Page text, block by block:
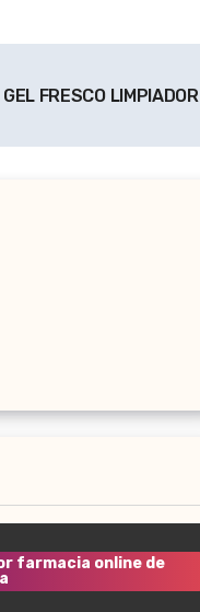
FRESCO LIMPIADOR
farmacia online de